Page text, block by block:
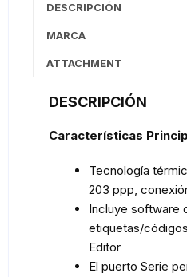
DESCRIPCIÓN
MARCA
ATTACHMENT
DESCRIPCIÓN
Características
Tecnología
203 ppp,
Incluye software
etiquetas/
Editor
El puerto Serie